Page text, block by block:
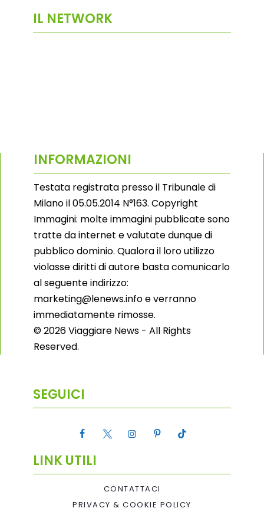
IL NETWORK
INFORMAZIONI
Testata registrata presso il Tribunale di
Milano il 05.05.2014 N°163. Copyright
Immagini: molte immagini pubblicate sono
tratte da internet e valutate dunque di
pubblico dominio. Qualora il loro utilizzo
violasse diritti di autore basta comunicarlo
al seguente indirizzo:
marketing@lenews.info e verranno
immediatamente rimosse.
© 2026 Viaggiare News - All Rights
Reserved.
SEGUICI
LINK UTILI
CONTATTACI
PRIVACY & COOKIE POLICY